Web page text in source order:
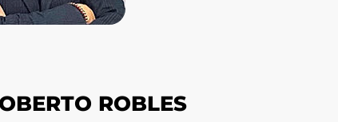
ROBLES